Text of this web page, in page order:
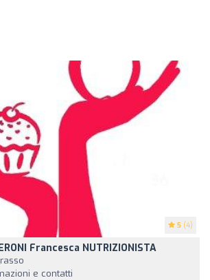
5 (4)
Francesca NUTRIZIONISTA
e contatti